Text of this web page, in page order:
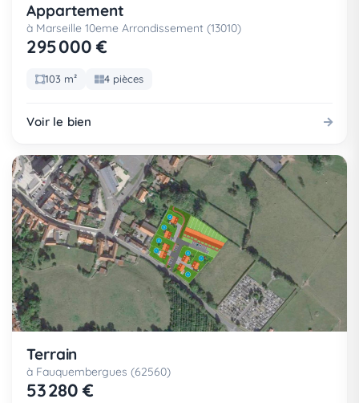
Appartement
à Marseille 10eme Arrondissement (13010)
295 000 €
103 m² 4 pièces
Voir le bien
Terrain
à Fauquembergues (62560)
53 280 €